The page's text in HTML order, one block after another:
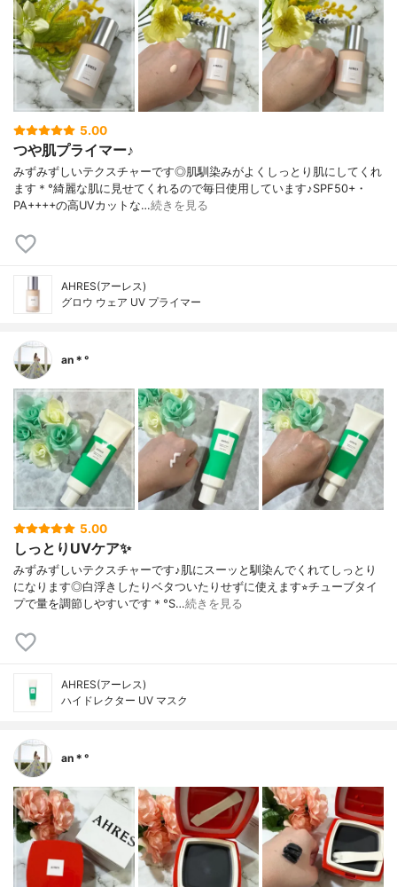
5.00
つや肌プライマー♪
みずみずしいテクスチャーです◎肌馴染みがよくしっとり肌にしてくれ
ます＊°綺麗な肌に見せてくれるので毎日使用しています♪SPF50+・
PA++++の高UVカットな…続きを見る
AHRES(アーレス)
グロウ ウェア UV プライマー
an＊°
5.00
しっとりUVケア✨
みずみずしいテクスチャーです♪肌にスーッと馴染んでくれてしっとり
になります◎白浮きしたりベタついたりせずに使えます⭐︎チューブタイ
プで量を調節しやすいです＊°S…続きを見る
AHRES(アーレス)
ハイドレクター UV マスク
an＊°